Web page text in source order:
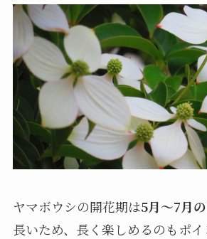
ヤマボウシの開花期は5月～7月
長いため、長く楽しめるのもポイ